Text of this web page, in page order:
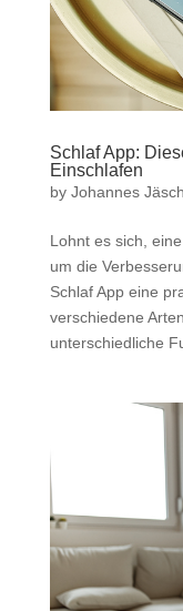
Schlaf App:
Einschlafen
by Johannes
Lohnt es sich,
um die
Schlaf App eine
verschiedene
unterschiedliche